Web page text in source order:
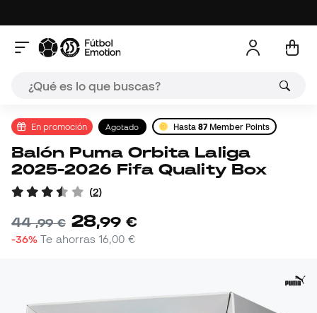
En promoción Agotado Hasta87 Member Points
Balón Puma Orbita Laliga
2025-2026 Fifa Quality Box
(2)
44,99 € 28,99 €
-36% Te ahorras16,00 €